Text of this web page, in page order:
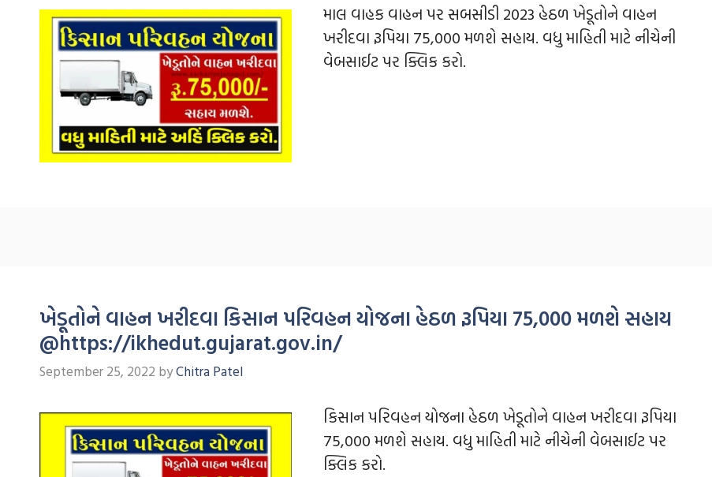
માલ વાહક વાહન પર સબસીડી 2023 હેઠળ ખેડૂતોને વાહન
ખરીદવા રૂપિયા 75,000 મળશે સહાય. વધુ માહિતી માટે નીચેની
વેબસાઈટ પર ક્લિક કરો.
ખેડૂતોને વાહન ખરીદવા કિસાન પરિવહન યોજના હેઠળ રૂપિયા 75,000 મળશે સહાય
@https://ikhedut.gujarat.gov.in/
September 25, 2022 byChitra Patel
કિસાન પરિવહન યોજના હેઠળ ખેડૂતોને વાહન ખરીદવા રૂપિયા
75,000 મળશે સહાય. વધુ માહિતી માટે નીચેની વેબસાઈટ પર
ક્લિક કરો.